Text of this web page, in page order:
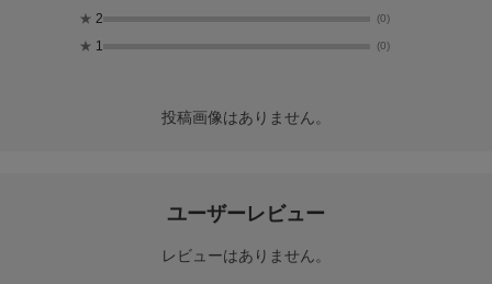
★ 2 (0)
★ 1 (0)
投稿画像はありません。
ユーザーレビュー
レビューはありません。